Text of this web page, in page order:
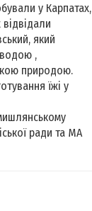
у Карпатах,
який
,
природою.
їжі у
ради та МА